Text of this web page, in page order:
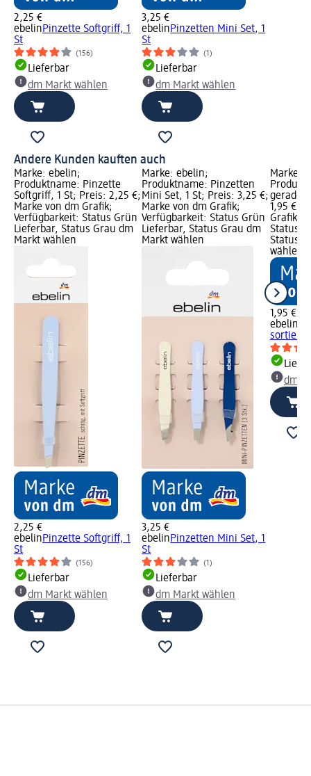
2,25 €
ebelinPinzette Softgriff, 1
St
(156)
Lieferbar
dm Markt wählen
3,25 €
ebelinPinzetten Mini Set, 1
St
(1)
Lieferbar
dm Markt wählen
Andere Kunden kauften auch
Marke: ebelin;
Produktname: Pinzette
Softgriff, 1 St; Preis: 2,25 €;
Marke von dm Grafik;
Verfügbarkeit: Status Grün
Lieferbar, Status Grau dm
Markt wählen
2,25 €
ebelinPinzette Softgriff, 1
St
(156)
Lieferbar
dm Markt wählen
Marke: ebelin;
Produktname: Pinzetten
Mini Set, 1 St; Preis: 3,25 €;
Marke von dm Grafik;
Verfügbarkeit: Status Grün
Lieferbar, Status Grau dm
Markt wählen
3,25 €
ebelinPinzetten Mini Set, 1
St
(1)
Lieferbar
dm Markt wählen
Marke:
gerade
1,95 €;
Grafik;
Status
Status
wählen
1,95 €
ebelin
sortiert,
dm